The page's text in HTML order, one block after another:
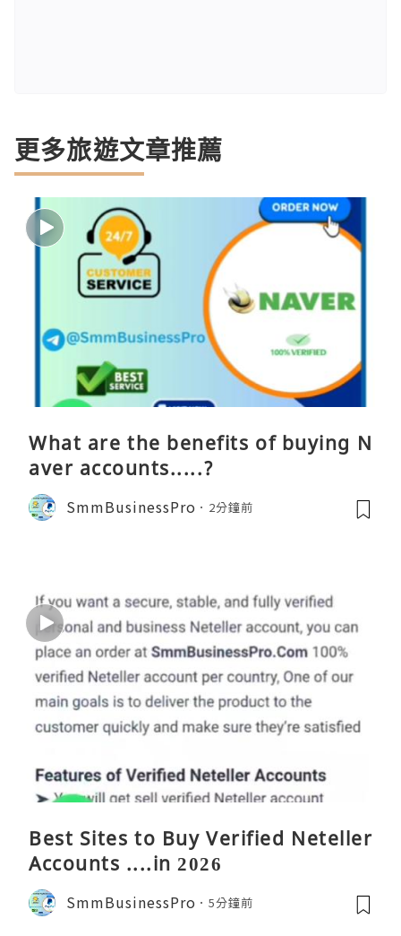
更多旅遊文章推薦
What are the benefits of buying N
aver accounts.....?
SmmBusinessPro 2分鐘前
Best Sites to Buy Verified Neteller
Accounts ....in 2026
SmmBusinessPro 5分鐘前